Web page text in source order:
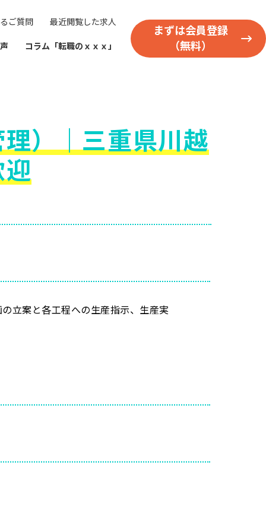
ご質問 最近閲覧した求人
コラム「転職のｘｘｘ」
まずは会員登録
（無料）
）｜三重県川越
迎
立案と各工程への生産指示、生産実